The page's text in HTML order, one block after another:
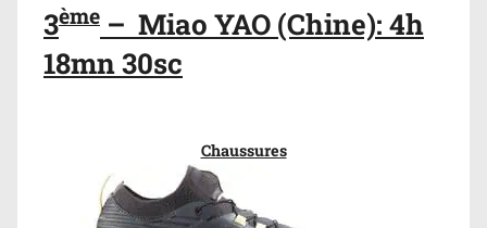
3ème – Miao YAO (Chine): 4h
18mn 30sc
Chaussures